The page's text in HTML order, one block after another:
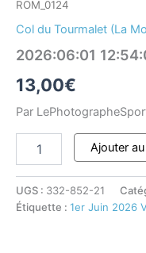
ROM_0124
Col du Tourmalet (La
2026:06:01
13,00€
Par
Ajouter
UGS : 332-852-21
Étiquette : 1er Juin 2026